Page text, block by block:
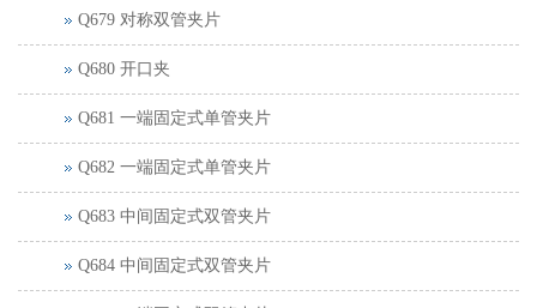
Q679 对称双管夹片
Q680 开口夹
Q681 一端固定式单管夹片
Q682 一端固定式单管夹片
Q683 中间固定式双管夹片
Q684 中间固定式双管夹片